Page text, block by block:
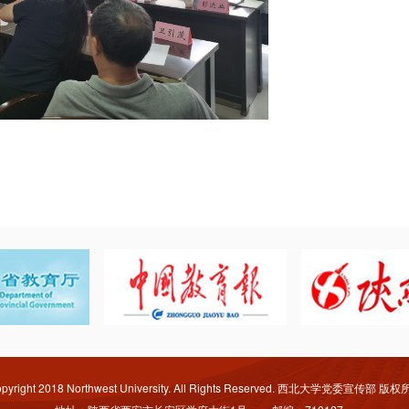
2018 Northwest University. All Rights Reserved. 西北大学党委宣传部 版权